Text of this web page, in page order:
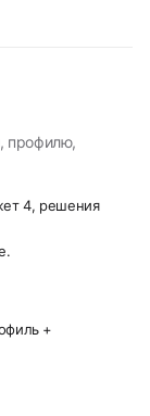
профилю,
4, решения
+